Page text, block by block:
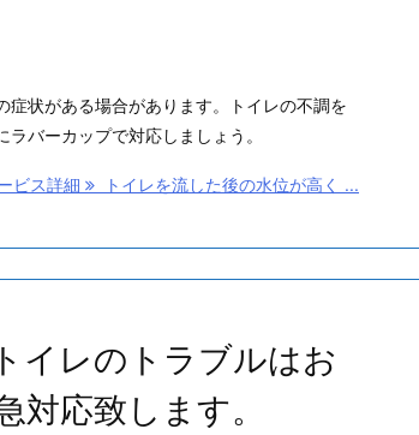
症状がある場合があります。トイレの不調を
バーカップで対応しましょう。
ビス詳細 トイレを流した後の水位が高く ...
レのトラブルはお
応致します。